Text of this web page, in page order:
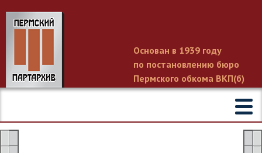
Основан в 1939 году
по постановлению бюро
Пермского обкома ВКП(б)